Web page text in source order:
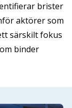
brister
aktörer som
särskilt fokus
binder